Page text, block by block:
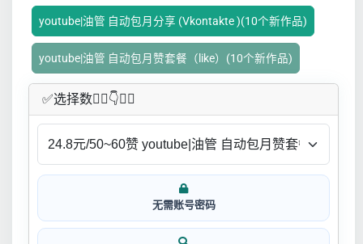
youtube|油管 自动包月分享 (Vkontakte )(10个新作品)
youtube|油管 自动包月赞套餐（like）(10个新作品)
✅​选择数👇🏻​​👇👇🏻​​
无需账号密码